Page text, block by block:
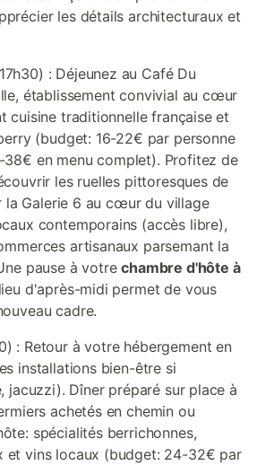
les détails architecturaux et
: Déjeunez au Café Du
établissement convivial au cœur
cuisine traditionnelle française et
(budget: 16-22€ par personne
en menu complet). Profitez de
les ruelles pittoresques de
la Galerie 6 au cœur du village
contemporains (accès libre),
artisanaux parsemant la
pause à votrechambre d'hôte à
d'après-midi permet de vous
cadre.
: Retour à votre hébergement en
installations bien-être si
jacuzzi). Dîner préparé sur place à
achetés en chemin ou
spécialités berrichonnes,
et vins locaux (budget: 24-32€ par